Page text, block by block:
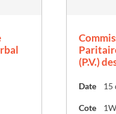
(P.V.)
Date 15
Cote